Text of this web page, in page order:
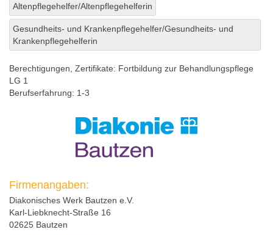
Altenpflegehelfer/Altenpflegehelferin
Gesundheits- und Krankenpflegehelfer/Gesundheits- und
Krankenpflegehelferin
Berechtigungen, Zertifikate: Fortbildung zur Behandlungspflege
LG 1
Berufserfahrung: 1-3
Firmenangaben:
Diakonisches Werk Bautzen e.V.
Karl-Liebknecht-Straße 16
02625 Bautzen